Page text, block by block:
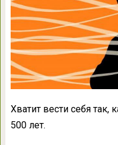
Хватит вести себя так,
500 лет.